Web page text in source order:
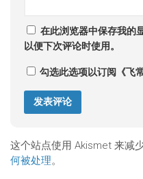
在此浏览器中保存我的
以便下次评论时使用。
勾选此选项以订阅《飞
这个站点使用 Akismet 来减
何被处理。